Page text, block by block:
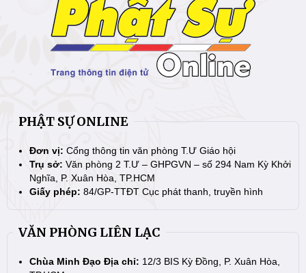
PHẬT SỰ ONLINE
Đơn vị: Cổng thông tin văn phòng T.Ư Giáo hội
Trụ sở: Văn phòng 2 T.Ư – GHPGVN – số 294 Nam Kỳ Khởi
Nghĩa, P. Xuân Hòa, TP.HCM
Giấy phép: 84/GP-TTĐT Cục phát thanh, truyền hình
VĂN PHÒNG LIÊN LẠC
Chùa Minh Đạo Địa chỉ: 12/3 BIS Kỳ Đồng, P. Xuân Hòa,